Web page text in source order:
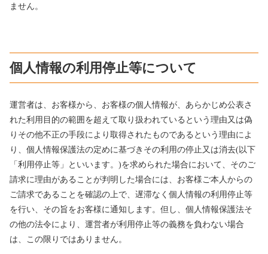
ません。
個人情報の利用停止等について
運営者は、お客様から、お客様の個人情報が、あらかじめ公表さ
れた利用目的の範囲を超えて取り扱われているという理由又は偽
りその他不正の手段により取得されたものであるという理由によ
り、個人情報保護法の定めに基づきその利用の停止又は消去(以下
「利用停止等」といいます。)を求められた場合において、そのご
請求に理由があることが判明した場合には、お客様ご本人からの
ご請求であることを確認の上で、遅滞なく個人情報の利用停止等
を行い、その旨をお客様に通知します。但し、個人情報保護法そ
の他の法令により、運営者が利用停止等の義務を負わない場合
は、この限りではありません。